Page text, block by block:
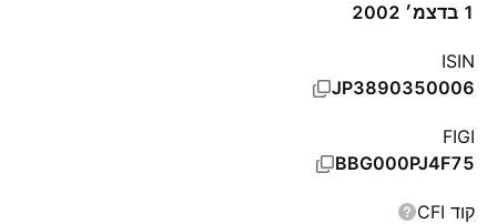
1 בדצמ׳ 2002
ISIN
JP3890350006
FIGI
BBG000PJ4F75
קוד CFI